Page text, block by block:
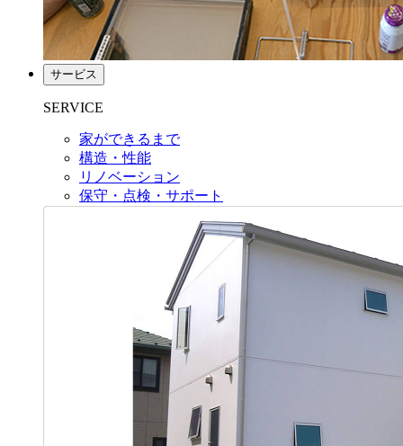
サービス
SERVICE
家ができるまで
構造・性能
リノベーション
保守・点検・サポート